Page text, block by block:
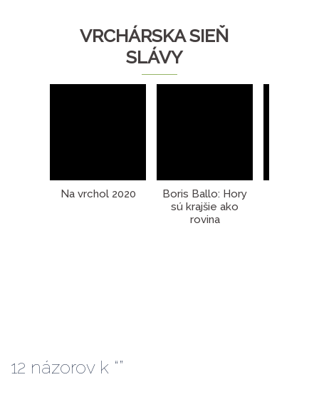
VRCHÁRSKA SIEŇ
SLÁVY
Na vrchol 2020
Boris Ballo: Hory
sú krajšie ako
rovina
12 názorov k “”